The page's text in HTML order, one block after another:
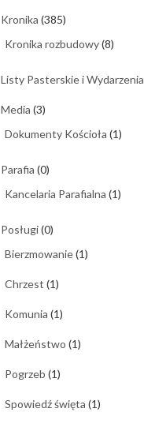
Kronika (385)
Kronika rozbudowy(8)
Listy Pasterskie i Wydarzenia
Media (3)
Dokumenty Kościoła (1)
Parafia (0)
Kancelaria Parafialna (1)
Posługi(0)
Bierzmowanie(1)
Chrzest (1)
Komunia (1)
Małżeństwo (1)
Pogrzeb (1)
Spowiedź święta (1)